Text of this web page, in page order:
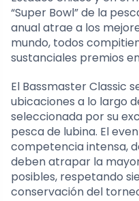
“Super Bowl” de la
anual atrae a los
mundo, todos
sustanciales premios
El Bassmaster Classic
ubicaciones a lo largo
seleccionada por su
pesca de lubina. El
competencia intensa,
deben atrapar la
posibles, respetando
conservación del